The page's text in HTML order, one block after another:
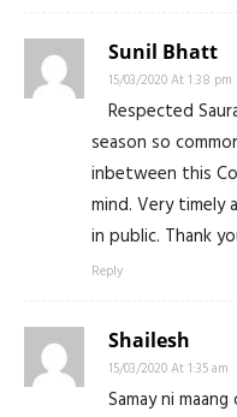
Sunil Bhatt
15/03/2020 At 1:38 pm
Respected
season so
inbetween this
mind. Very timely
in public. Thank
Reply
Shailesh
15/03/2020 At 1:35 am
Samay ni